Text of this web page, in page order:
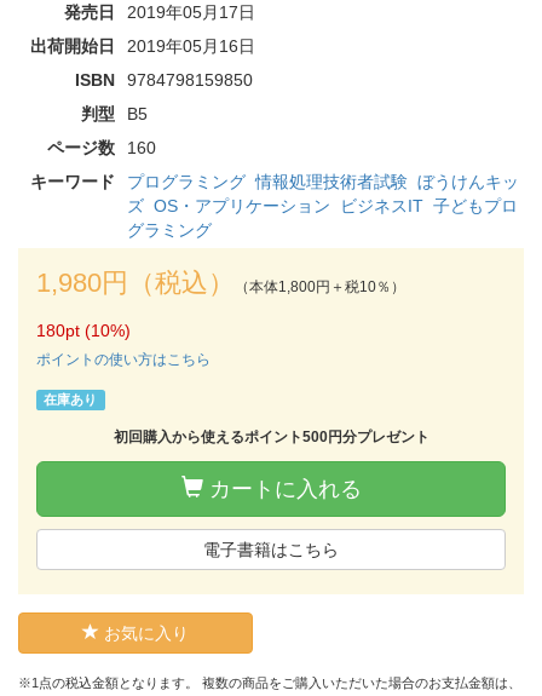
発売日
2019年05月17日
出荷開始日
2019年05月16日
ISBN
9784798159850
判型
B5
ページ数
160
キーワード
プログラミング 情報処理技術者試験 ぼうけんキッ
ズ OS・アプリケーション ビジネスIT 子どもプロ
グラミング
1,980円（税込） （本体1,800円＋税10％）
180pt (10%)
ポイントの使い方はこちら
在庫あり
初回購入から使えるポイント500円分プレゼント
カートに入れる
電子書籍はこちら
お気に入り
※1点の税込金額となります。 複数の商品をご購入いただいた場合のお支払金額は、